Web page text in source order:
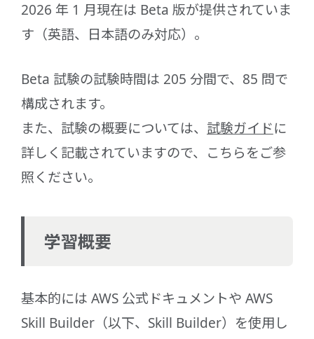
2026 年 1 月現在は Beta 版が提供されていま
す（英語、日本語のみ対応）。
Beta 試験の試験時間は 205 分間で、85 問で
構成されます。
また、試験の概要については、 試験ガイドに
詳しく記載されていますので、こちらをご参
照ください。
学習概要
基本的には AWS 公式ドキュメントや AWS
Skill Builder（以下、Skill Builder）を使用し